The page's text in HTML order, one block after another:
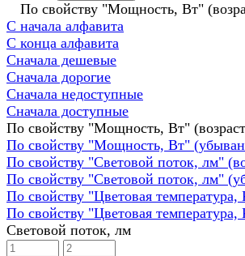
По свойству "Мощность, Вт"
С начала алфавита
С конца алфавита
Сначала дешевые
Сначала дорогие
Сначала недоступные
Сначала доступные
По свойству "Мощность, Вт"
По свойству "Мощность, Вт"
По свойству "Световой поток, лм"
По свойству "Световой поток, лм"
По свойству "Цветовая температура,
По свойству "Цветовая
Световой поток, лм